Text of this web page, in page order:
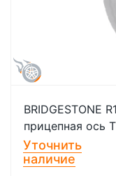
BRIDGESTONE
прицепная ось
Уточнить
наличие